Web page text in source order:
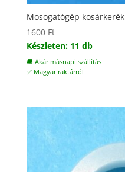
Mosogatógép kosárkerék
1600 Ft
Készleten: 11 db
🚚 Akár másnapi szállítás
✅ Magyar raktárról